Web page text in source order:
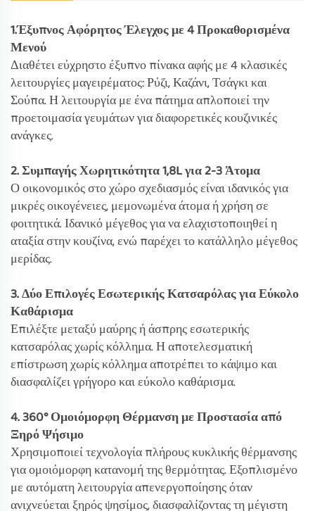
1.Έξυπνος Αφόρητος Έλεγχος με 4 Προκαθορισμένα
Μενού
Διαθέτει εύχρηστο έξυπνο πίνακα αφής με 4 κλασικές
λειτουργίες μαγειρέματος: Ρύζι, Καζάνι, Τσάγκι και
Σούπα. Η λειτουργία με ένα πάτημα απλοποιεί την
προετοιμασία γευμάτων για διαφορετικές κουζινικές
ανάγκες.
2. Συμπαγής Χωρητικότητα 1,8L για 2-3 Άτομα
Ο οικονομικός στο χώρο σχεδιασμός είναι ιδανικός για
μικρές οικογένειες, μεμονωμένα άτομα ή χρήση σε
φοιτητικά. Ιδανικό μέγεθος για να ελαχιστοποιηθεί η
αταξία στην κουζίνα, ενώ παρέχει το κατάλληλο μέγεθος
μερίδας.
3. Δύο Επιλογές Εσωτερικής Κατσαρόλας για Εύκολο
Καθάρισμα
Επιλέξτε μεταξύ μαύρης ή άσπρης εσωτερικής
κατσαρόλας χωρίς κόλλημα. Η αποτελεσματική
επίστρωση χωρίς κόλλημα αποτρέπει το κάψιμο και
διασφαλίζει γρήγορο και εύκολο καθάρισμα.
4. 360° Ομοιόμορφη Θέρμανση με Προστασία από
Ξηρό Ψήσιμο
Χρησιμοποιεί τεχνολογία πλήρους κυκλικής θέρμανσης
για ομοιόμορφη κατανομή της θερμότητας. Εξοπλισμένο
με αυτόματη λειτουργία απενεργοποίησης όταν
ανιχνεύεται ξηρός ψησίμος, διασφαλίζοντας τη μέγιστη